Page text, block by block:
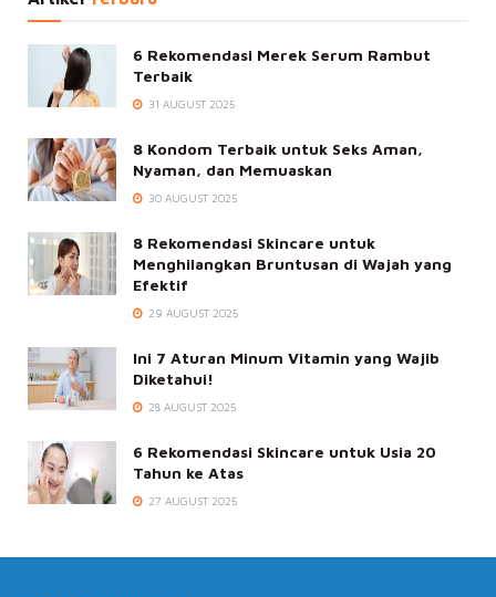
6 Rekomendasi Merek Serum Rambut
Terbaik
31 AUGUST 2025
8 Kondom Terbaik untuk Seks Aman,
Nyaman, dan Memuaskan
30 AUGUST 2025
8 Rekomendasi Skincare untuk
Menghilangkan Bruntusan di Wajah yang
Efektif
29 AUGUST 2025
Ini 7 Aturan Minum Vitamin yang Wajib
Diketahui!
28 AUGUST 2025
6 Rekomendasi Skincare untuk Usia 20
Tahun ke Atas
27 AUGUST 2025